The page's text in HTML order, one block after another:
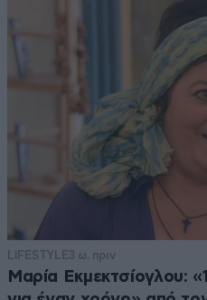
LIFESTYLE3 ω. πριν
Μαρία Εκμεκτσίογλου: